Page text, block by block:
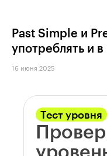
Past Simple и
употреблять и
16 июня 2025
Тест уровня